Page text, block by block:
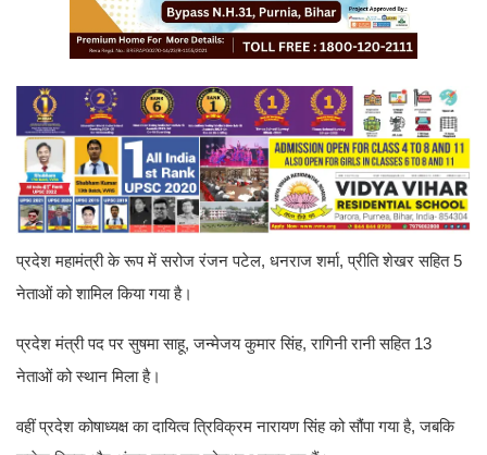
प्रदेश महामंत्री के रूप में सरोज रंजन पटेल, धनराज शर्मा, प्रीति शेखर सहित 5
नेताओं को शामिल किया गया है।
प्रदेश मंत्री पद पर सुषमा साहू, जन्मेजय कुमार सिंह, रागिनी रानी सहित 13
नेताओं को स्थान मिला है।
वहीं प्रदेश कोषाध्यक्ष का दायित्व त्रिविक्रम नारायण सिंह को सौंपा गया है, जबकि